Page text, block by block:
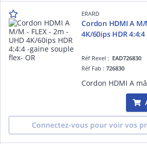
ERARD
Cordon HDMI A M/
4K/60ips HDR
Réf Rexel : EAD726830
Réf Fab :726830
Connectez-vous pour voir vos